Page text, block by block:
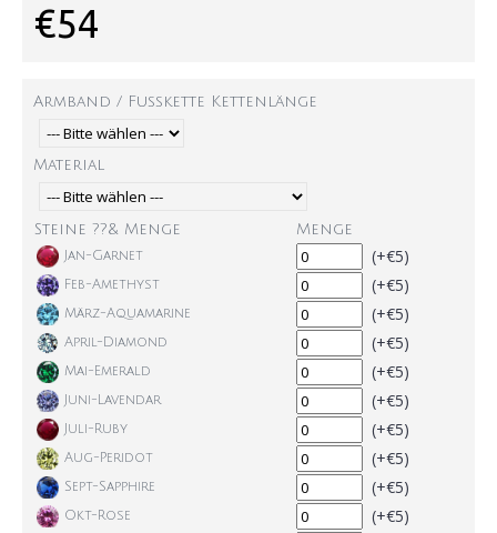
€54
Armband / Fußkette Kettenlänge
Material
Steine ??& Menge Menge
Jan-Garnet (+€5)
Feb-Amethyst (+€5)
März-Aquamarine (+€5)
April-Diamond (+€5)
Mai-Emerald (+€5)
Juni-Lavendar (+€5)
Juli-Ruby (+€5)
Aug-Peridot (+€5)
Sept-Sapphire (+€5)
Okt-Rose (+€5)